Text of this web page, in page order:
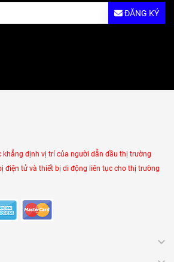
ĐĂNG KÝ
khẳng định vị trí của người dẫn đầu thị trường
điện tử và thiết bị di động liên tục cho thị trường